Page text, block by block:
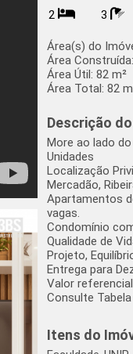
2 3
Área(s) do
Área Construída:
Área Útil: 82 m²
Área Total: 82
Descrição do
More ao lado
Unidades
Localização
Mercadão,
Apartamentos
vagas.
Condomínio
Qualidade de
Projeto,
Entrega para
Valor
Consulte Tabela
Itens do